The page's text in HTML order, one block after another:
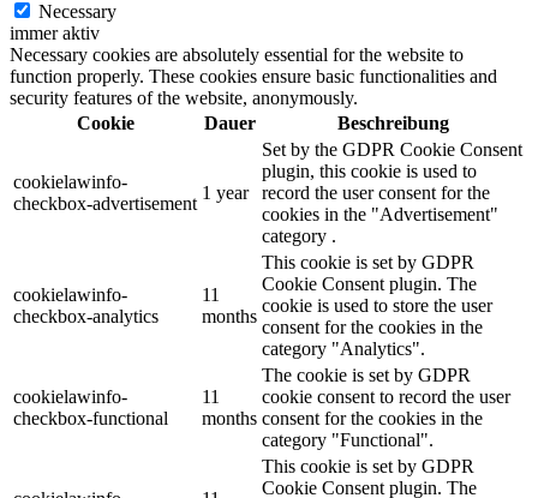
Necessary
immer aktiv
Necessary cookies are absolutely essential for the website to
function properly. These cookies ensure basic functionalities and
security features of the website, anonymously.
Cookie
Dauer Beschreibung
cookielawinfo-
checkbox-advertisement
1 year
Set by the GDPR Cookie Consent
plugin, this cookie is used to
record the user consent for the
cookies in the "Advertisement"
category .
cookielawinfo-
checkbox-analytics
11
months
This cookie is set by GDPR
Cookie Consent plugin. The
cookie is used to store the user
consent for the cookies in the
category "Analytics".
cookielawinfo-
checkbox-functional
11
months
The cookie is set by GDPR
cookie consent to record the user
consent for the cookies in the
category "Functional".
This cookie is set by GDPR
Cookie Consent plugin. The